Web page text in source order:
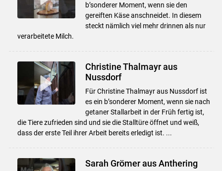
b’sonderer Moment, wenn sie den
gereiften Käse anschneidet. In diesem
steckt nämlich viel mehr drinnen als nur
verarbeitete Milch.
Christine Thalmayr aus
Nussdorf
Für Christine Thalmayr aus Nussdorf ist
es ein b’sonderer Moment, wenn sie nach
getaner Stallarbeit in der Früh fertig ist,
die Tiere zufrieden sind und sie die Stalltüre öffnet und weiß,
dass der erste Teil ihrer Arbeit bereits erledigt ist. ...
Sarah Grömer aus Anthering